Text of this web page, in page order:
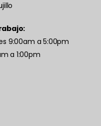
9:00am a 5:00pm
a 1:00pm